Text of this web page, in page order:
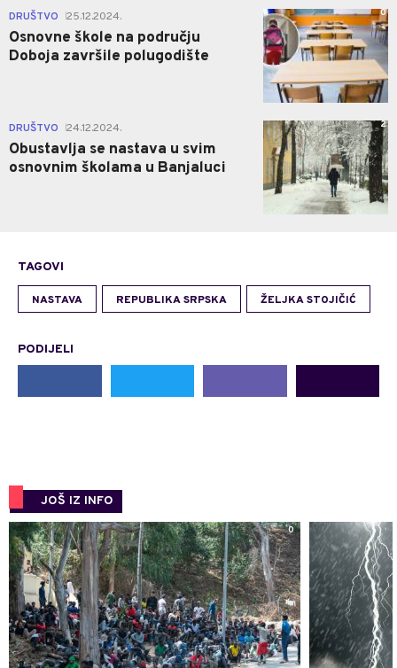
DRUŠTVO 25.12.2024.
Osnovne škole na području
Doboja završile polugodište
0
DRUŠTVO 24.12.2024.
Obustavlja se nastava u svim
osnovnim školama u Banjaluci
2
TAGOVI
NASTAVA REPUBLIKA SRPSKA ŽELJKA STOJIČIĆ
PODIJELI
JOŠ IZ INFO
0